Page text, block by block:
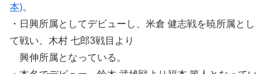
本)。
・日興所属としてデビューし、米倉 健志戦を暁所属とし
て戦い、木村 七郎3戦目より
興伸所属となっている。